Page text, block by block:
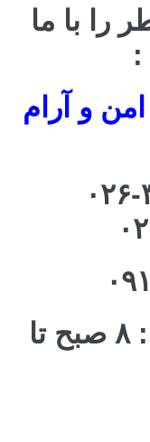
را با ما
:
و آرام
ساعات پاسخگویی : ۸ صبح تا